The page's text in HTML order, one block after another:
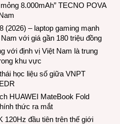
8.000mAh” TECNO POVA
(2026) – laptop gaming mạnh
với giá gần 180 triệu đồng
với định vị Việt Nam là trung
khu vực
học liệu số giữa VNPT
HUAWEI MateBook Fold
thức ra mắt
120Hz đầu tiên trên thế giới